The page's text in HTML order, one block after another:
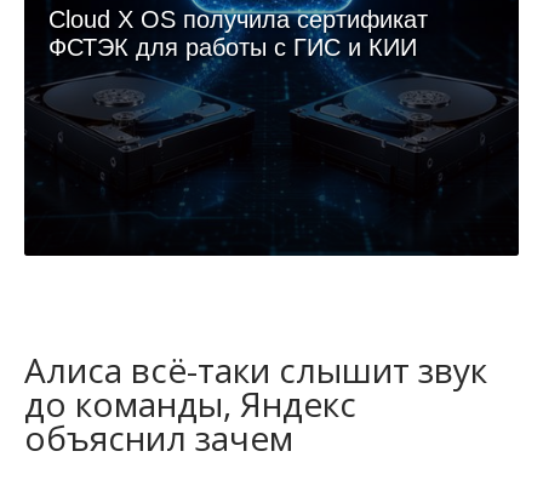
Cloud X OS получила сертификат
ФСТЭК для работы с ГИС и КИИ
Алиса всё-таки слышит звук
до команды, Яндекс
объяснил зачем